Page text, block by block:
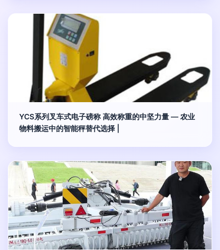
YCS系列叉车式电子磅称 高效称重的中坚力量 — 农业
物料搬运中的智能秤替代选择 |